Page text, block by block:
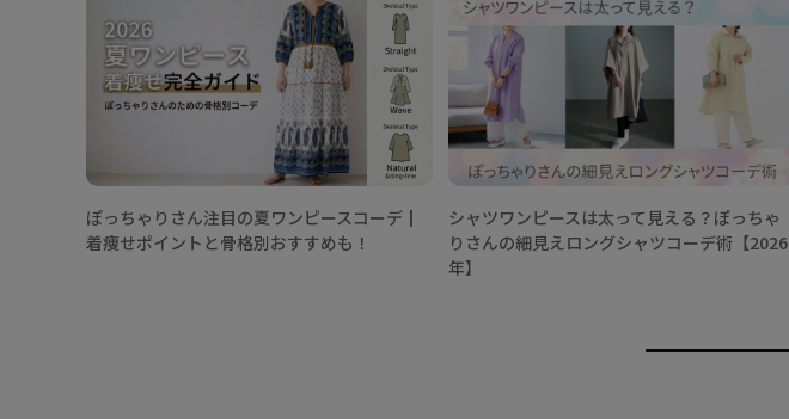
ぽっちゃりさん注目の夏ワンピースコーデ┃
着痩せポイントと骨格別おすすめも！
シャツワンピースは太って見える？ぽっちゃ
りさんの細見えロングシャツコーデ術【2026
年】